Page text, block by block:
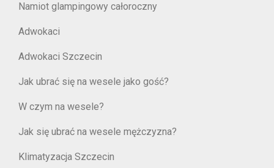
Namiot glampingowy całoroczny
Adwokaci
Adwokaci Szczecin
Jak ubrać się na wesele jako gość?
W czym na wesele?
Jak się ubrać na wesele mężczyzna?
Klimatyzacja Szczecin